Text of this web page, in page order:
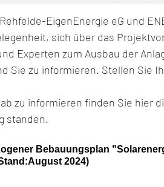
EigenEnergie eG und
sich über das
Experten zum Ausbau der
Sie zu informieren. Stellen Sie
zu informieren finden Sie hier
standen.
Bebauungsplan
2024)